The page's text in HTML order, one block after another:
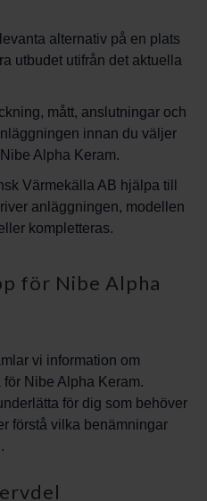
alternativ på en plats
utbudet utifrån det aktuella
mått, anslutningar och
innan du väljer
Alpha Keram.
Värmekälla AB hjälpa till
anläggningen, modellen
kompletteras.
för Nibe Alpha
vi information om
Nibe Alpha Keram.
för dig som behöver
förstå vilka benämningar